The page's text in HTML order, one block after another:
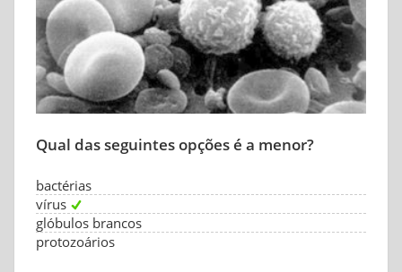
Qual das seguintes opções é a menor?
bactérias
vírus
glóbulos brancos
protozoários